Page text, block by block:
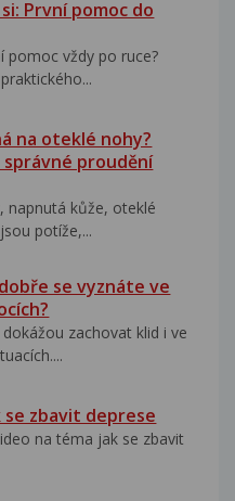
První pomoc do
pomoc vždy po ruce?
na oteklé nohy?
proudění
napnutá kůže, oteklé
potíže,...
dobře se vyznáte ve
zachovat klid i ve
se zbavit deprese
na téma jak se zbavit